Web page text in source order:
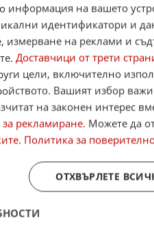
информация на вашето
идентификатори и
на реклами и
Доставчици от трети
цели, включително
Вашият избор
на законен интерес
рекламиране. Можете да
. Политика за
ОТХВЪРЛЕТЕ